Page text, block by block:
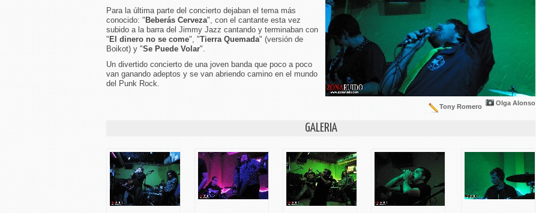
Para la última parte del concierto dejaban el tema más
conocido: " Beberás Cerveza", con el cantante esta vez
subido a la barra del Jimmy Jazz cantando y terminaban con
" El dinero no se come", "Tierra Quemada" (versión de
Boikot) y "Se Puede Volar".
Un divertido concierto de una joven banda que poco a poco
van ganando adeptos y se van abriendo camino en el mundo
del Punk Rock.
Olga Alonso
Tony Romero
GALERIA